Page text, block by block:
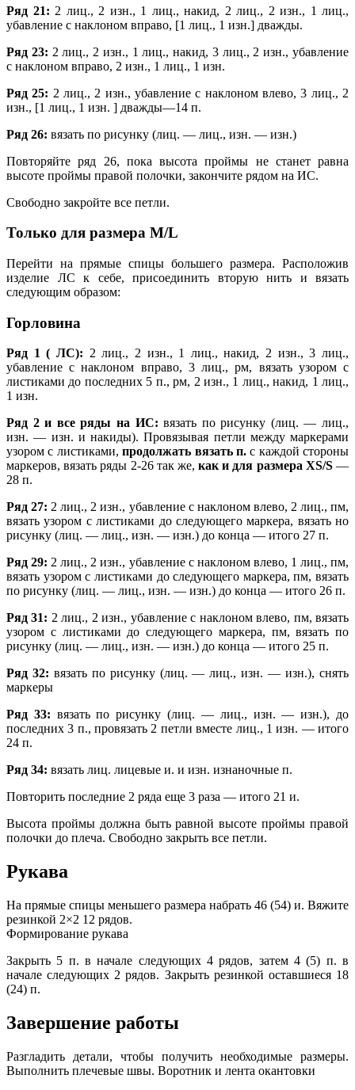
Ряд 21: 2 лиц., 2 изн., 1 лиц., накид, 2 лиц., 2 изн., 1 лиц.,
убавление с наклоном вправо, [1 лиц., 1 изн.] дважды.
Ряд 23: 2 лиц., 2 изн., 1 лиц., накид, 3 лиц., 2 изн., убавление
с наклоном вправо, 2 изн., 1 лиц., 1 изн.
Ряд 25: 2 лиц., 2 изн., убавление с наклоном влево, 3 лиц., 2
изн., [1 лиц., 1 изн. ] дважды—14 п.
Ряд 26: вязать по рисунку (лиц. — лиц., изн. — изн.)
Повторяйте ряд 26, пока высота проймы не станет равна
высоте проймы правой полочки, закончите рядом на ИС.
Свободно закройте все петли.
Только для размера M/L
Перейти на прямые спицы большего размера. Расположив
изделие ЛС к себе, присоединить вторую нить и вязать
следующим образом:
Горловина
Ряд 1 ( ЛС): 2 лиц., 2 изн., 1 лиц., накид, 2 изн., 3 лиц.,
убавление с наклоном вправо, 3 лиц., рм, вязать узором с
листиками до последних 5 п., рм, 2 изн., 1 лиц., накид, 1 лиц.,
1 изн.
Ряд 2 и все ряды на ИС: вязать по рисунку (лиц. — лиц.,
изн. — изн. и накиды). Провязывая петли между маркерами
узором с листиками,продолжать вязать п.с каждой стороны
маркеров, вязать ряды 2-26 так же,как и для размера XS/S—
28 п.
Ряд 27: 2 лиц., 2 изн., убавление с наклоном влево, 2 лиц., пм,
вязать узором с листиками до следующего маркера, вязать но
рисунку (лиц. — лиц., изн. — изн.) до конца — итого 27 п.
Ряд 29: 2 лиц., 2 изн., убавление с наклоном влево, 1 лиц., пм,
вязать узором с листиками до следующего маркера, пм, вязать
по рисунку (лиц. — лиц., изн. — изн.) до конца — итого 26 п.
Ряд 31: 2 лиц., 2 изн., убавление с наклоном влево, пм, вязать
узором с листиками до следующего маркера, пм, вязать по
рисунку (лиц. — лиц., изн. — изн.) до конца — итого 25 п.
Ряд 32: вязать по рисунку (лиц. — лиц., изн. — изн.), снять
маркеры
Ряд 33: вязать по рисунку (лиц. — лиц., изн. — изн.), до
последних 3 п., провязать 2 петли вместе лиц., 1 изн. — итого
24 п.
Ряд 34: вязать лиц. лицевые и. и изн. изнаночные п.
Повторить последние 2 ряда еще 3 раза — итого 21 и.
Высота проймы должна быть равной высоте проймы правой
полочки до плеча. Свободно закрыть все петли.
Рукава
На прямые спицы меньшего размера набрать 46 (54) и. Вяжите
резинкой 2×2 12 рядов.
Формирование рукава
Закрыть 5 п. в начале следующих 4 рядов, затем 4 (5) п. в
начале следующих 2 рядов. Закрыть резинкой оставшиеся 18
(24) п.
Завершение работы
Разгладить детали, чтобы получить необходимые размеры.
Выполнить плечевые швы. Воротник и лента окантовки